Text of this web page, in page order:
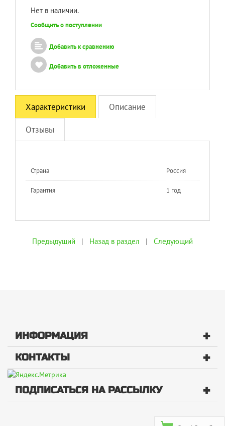
Нет в наличии.
Сообщить о поступлении
Добавить к сравнению
Добавить в отложенные
Характеристики Описание
Отзывы
Страна Россия
Гарантия 1 год
Предыдущий | Назад в раздел | Следующий
ИНФОРМАЦИЯ +
КОНТАКТЫ +
ПОДПИСАТЬСЯ НА РАССЫЛКУ +